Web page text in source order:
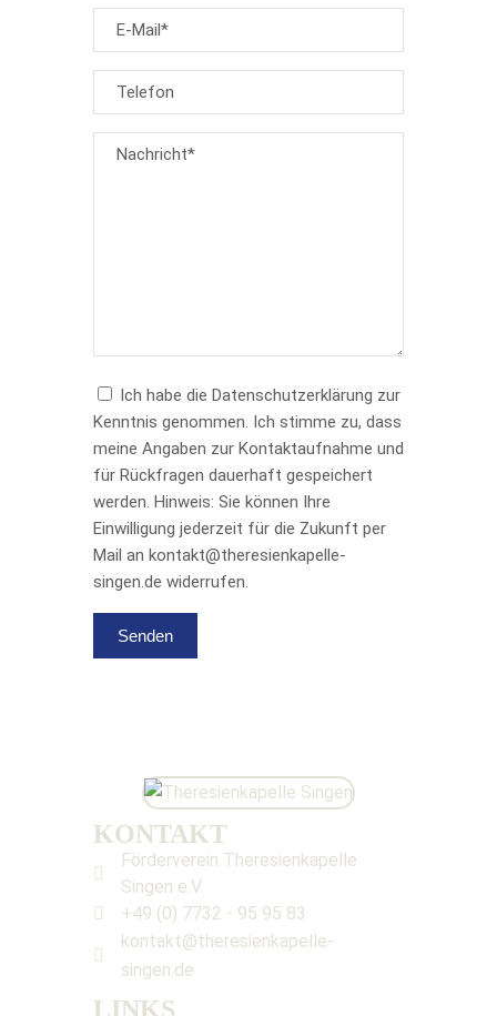
Ich habe die Datenschutzerklärung zur
Kenntnis genommen. Ich stimme zu, dass
meine Angaben zur Kontaktaufnahme und
für Rückfragen dauerhaft gespeichert
werden. Hinweis: Sie können Ihre
Einwilligung jederzeit für die Zukunft per
Mail an kontakt@theresienkapelle-
singen.de widerrufen.
KONTAKT
Förderverein Theresienkapelle
Singen e.V.
+49 (0) 7732 - 95 95 83
kontakt@theresienkapelle-
singen.de
LINKS